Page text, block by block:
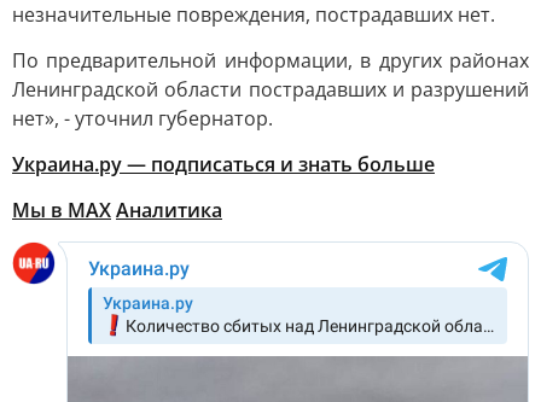
незначительные повреждения, пострадавших нет.
По предварительной информации, в других районах
Ленинградской области пострадавших и разрушений
нет», - уточнил губернатор.
Украина.ру — подписаться и знать больше
Мы в MAXАналитика